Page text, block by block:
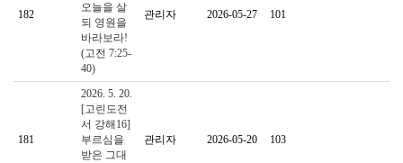
182
오늘을 살
되 영원을
바라보라!
(고전 7:25-
40)
관리자 2026-05-27 101
181
2026. 5. 20.
[고린도전
서 강해16]
부르심을
받은 그대
관리자 2026-05-20 103